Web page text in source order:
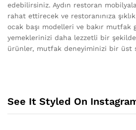
edebilirsiniz. Aydın restoran
rahat ettirecek ve restoranınıza
ocak başı modelleri ve bakır mutfak
yemeklerinizi daha lezzetli bir
ürünler, mutfak deneyiminizi bir üst
See It Styled On